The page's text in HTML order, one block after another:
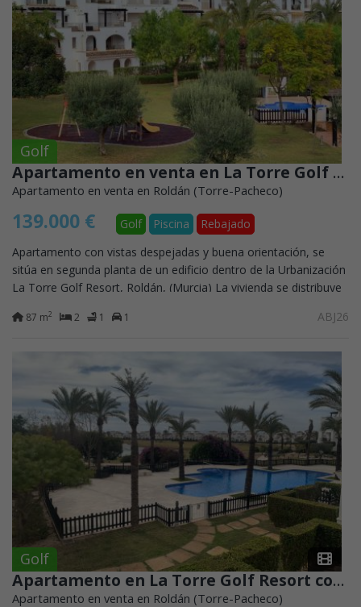
Golf
Apartamento en venta en La Torre Golf Resort con vistas despejadas y buena orientación
Apartamento en venta en Roldán (Torre-Pacheco)
139.000 € Golf Piscina
Rebajado
Apartamento con vistas despejadas y buena orientación, se
sitúa en segunda planta de un edificio dentro de la Urbanización
La Torre Golf Resort, Roldán, (Murcia) La vivienda se distribuye
87 m2 2 1 1 ABJ26
Golf
Apartamento en La Torre Golf Resort con amplios espacios y fantásticas vistas
Apartamento en venta en Roldán (Torre-Pacheco)